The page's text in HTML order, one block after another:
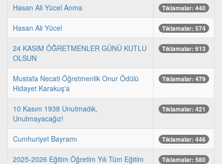
Hasan Ali Yücel Anma Tıklamalar: 440
Hasan Ali Yücel Tıklamalar: 574
24 KASIM ÖĞRETMENLER GÜNÜ KUTLU
OLSUN
Tıklamalar: 613
Mustafa Necati Öğretmenlik Onur Ödülü
Hidayet Karakuş'a
Tıklamalar: 479
10 Kasım 1938 Unutmadık,
Unutmayacağız!
Tıklamalar: 421
Cumhuriyet Bayramı Tıklamalar: 446
2025-2026 Eğitim Öğretim Yılı Tüm Eğitim
Tıklamalar: 580